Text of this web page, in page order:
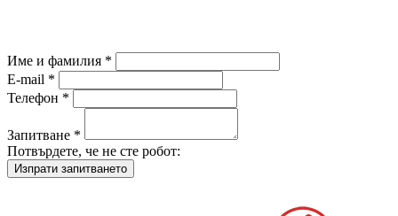
Име и фамилия *
E-mail *
Телефон *
Запитване *
Потвърдете, че не сте робот: